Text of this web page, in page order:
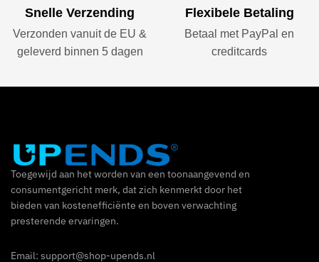
Snelle Verzending
Verzonden vanuit de EU &
geleverd binnen 5 dagen
Flexibele Betaling
Betaal met PayPal en
creditcards
Toegewijd aan het worden van een toonaangevend en
consumentgericht merk, dat zich kenmerkt door het
bieden van kostenefficiënte en boven verwachting
presterende ervaringen.
Email: support@shop-upends.nl